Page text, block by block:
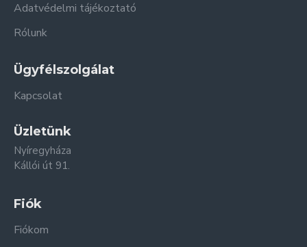
Adatvédelmi tájékoztató
Rólunk
Ügyfélszolgálat
Kapcsolat
Üzletünk
Nyíregyháza
Kállói út 91.
Fiók
Fiókom